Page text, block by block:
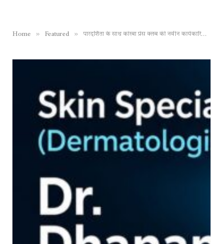
Home » Featured » पारदर्शिता के साथ कोरबा प्रेस क्लब की नवीन कार्यकारिणी का कार्य प्रारंभ, लिए गए महत्वपूर्ण निर्णय